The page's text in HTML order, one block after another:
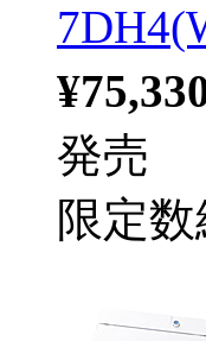
発売
限定数